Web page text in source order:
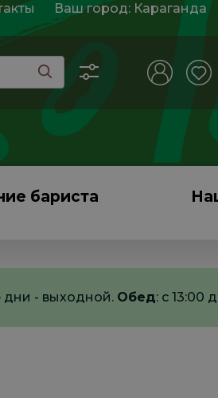
Ваш город: Караганда
бариста
дни - выходной. Обед: с 13:00